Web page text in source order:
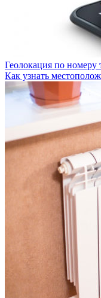
Геолокация по номеру
Как узнать